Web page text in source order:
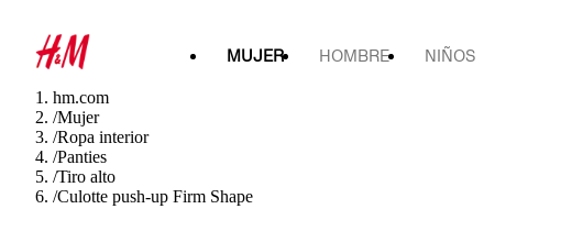
MUJER HOMBRE NIÑOS
hm.com
/Mujer
/Ropa interior
/Panties
/Tiro alto
/Culotte push-up Firm Shape